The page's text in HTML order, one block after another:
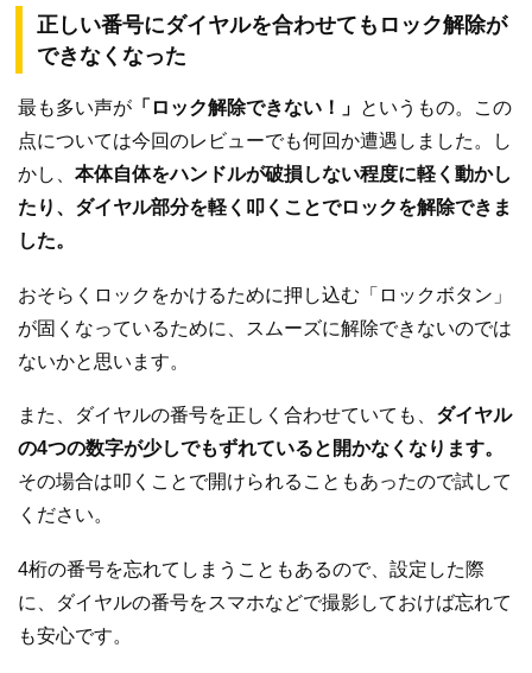
正しい番号にダイヤルを合わせてもロック解除が
できなくなった
最も多い声が 「ロック解除できない！」 というもの。この
点については今回のレビューでも何回か遭遇しました。し
かし、 本体自体をハンドルが破損しない程度に軽く動かし
たり、ダイヤル部分を軽く叩くことでロックを解除できま
した。
おそらくロックをかけるために押し込む「ロックボタン」
が固くなっているために、スムーズに解除できないのでは
ないかと思います。
また、ダイヤルの番号を正しく合わせていても、 ダイヤル
の4つの数字が少しでもずれていると開かなくなります。
その場合は叩くことで開けられることもあったので試して
ください。
4桁の番号を忘れてしまうこともあるので、設定した際
に、ダイヤルの番号をスマホなどで撮影しておけば忘れて
も安心です。